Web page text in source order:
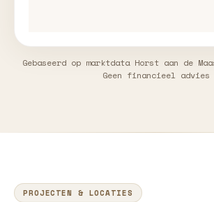
Gebaseerd op marktdata Horst aan de
Geen financieel advies
PROJECTEN & LOCATIES